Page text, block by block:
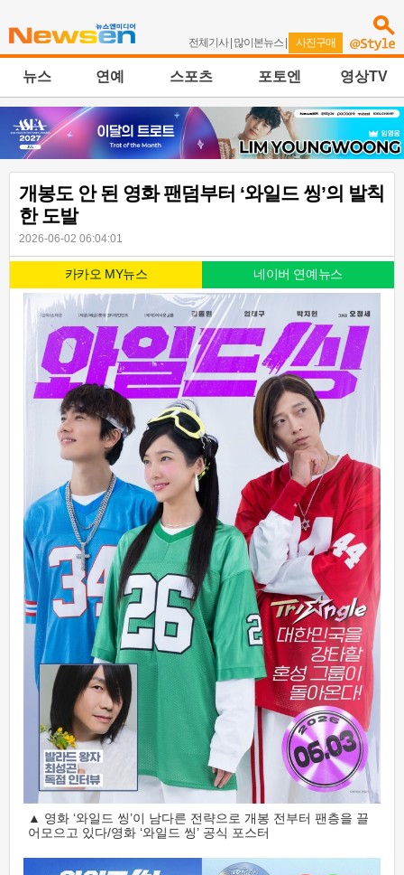
전체기사| 많이본뉴스 | 사진구매
뉴스 연예 스포츠 포토엔 영상TV
개봉도 안 된 영화 팬덤부터 ‘와일드 씽’의 발칙
한 도발
2026-06-02 06:04:01
카카오 MY뉴스 네이버 연예뉴스
▲ 영화 ‘와일드 씽’이 남다른 전략으로 개봉 전부터 팬층을 끌
어모으고 있다/영화 ‘와일드 씽’ 공식 포스터